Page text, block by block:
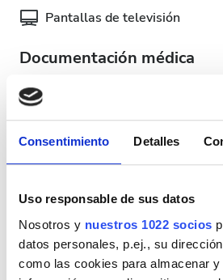
Consentimiento Detalles
Uso responsable de sus datos
Nosotros y nuestros 1022 socios
datos personales, p.ej., su
como las cookies para almacenar
Pantallas de televisión
Documentación médica
Esta clínica requiere
para los tratamientos de diálisis.
documentos en línea o llevarlos a
Information & Patient
Días de tratamiento